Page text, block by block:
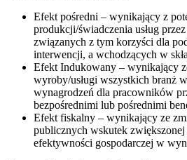
Efekt pośredni – wynikający z
produkcji/świadczenia usług
związanych z tym korzyści dla
interwencji, a wchodzących w
Efekt Indukowany – wynikający
wyroby/usługi wszystkich branż
wynagrodzeń dla pracowników
bezpośrednimi lub pośrednimi
Efekt fiskalny – wynikający ze
publicznych wskutek
efektywności gospodarczej w